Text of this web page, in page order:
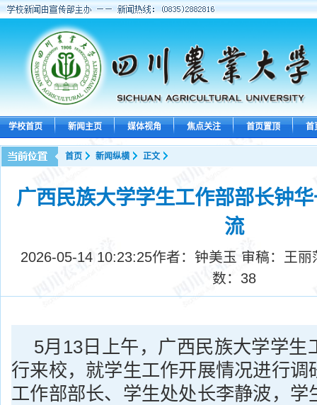
学校首页 新闻主页 媒体视角 焦点关注 首页置顶 首
首页 新闻纵横 正文
广西民族大学学生工作部部长钟
流
2026-05-14 10:23:25作者：钟美玉 审稿：王
数： 38
5月13日上午，广西民族大学学生
行来校，就学生工作开展情况进行调
工作部部长、学生处处长李静波，学